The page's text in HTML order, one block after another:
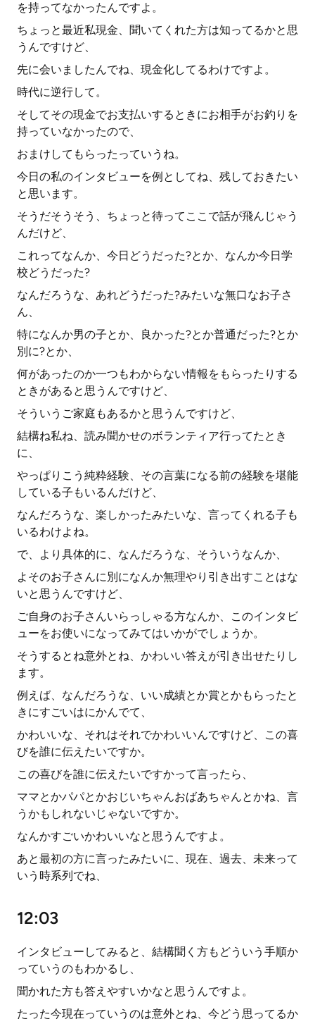
を持ってなかったんですよ。
ちょっと最近私現金、聞いてくれた方は知ってるかと思
うんですけど、
先に会いましたんでね、現金化してるわけですよ。
時代に逆行して。
そしてその現金でお支払いするときにお相手がお釣りを
持っていなかったので、
おまけしてもらったっていうね。
今日の私のインタビューを例としてね、残しておきたい
と思います。
そうだそうそう、ちょっと待ってここで話が飛んじゃう
んだけど、
これってなんか、今日どうだった?とか、なんか今日学
校どうだった?
なんだろうな、あれどうだった?みたいな無口なお子さ
ん、
特になんか男の子とか、良かった?とか普通だった?とか
別に?とか、
何があったのか一つもわからない情報をもらったりする
ときがあると思うんですけど、
そういうご家庭もあるかと思うんですけど、
結構ね私ね、読み聞かせのボランティア行ってたとき
に、
やっぱりこう純粋経験、その言葉になる前の経験を堪能
している子もいるんだけど、
なんだろうな、楽しかったみたいな、言ってくれる子も
いるわけよね。
で、より具体的に、なんだろうな、そういうなんか、
よそのお子さんに別になんか無理やり引き出すことはな
いと思うんですけど、
ご自身のお子さんいらっしゃる方なんか、このインタビ
ューをお使いになってみてはいかがでしょうか。
そうするとね意外とね、かわいい答えが引き出せたりし
ます。
例えば、なんだろうな、いい成績とか賞とかもらったと
きにすごいはにかんでて、
かわいいな、それはそれでかわいいんですけど、この喜
びを誰に伝えたいですか。
この喜びを誰に伝えたいですかって言ったら、
ママとかパパとかおじいちゃんおばあちゃんとかね、言
うかもしれないじゃないですか。
なんかすごいかわいいなと思うんですよ。
あと最初の方に言ったみたいに、現在、過去、未来って
いう時系列でね、
12:03
インタビューしてみると、結構聞く方もどういう手順か
っていうのもわかるし、
聞かれた方も答えやすいかなと思うんですよ。
たった今現在っていうのは意外とね、今どう思ってるか